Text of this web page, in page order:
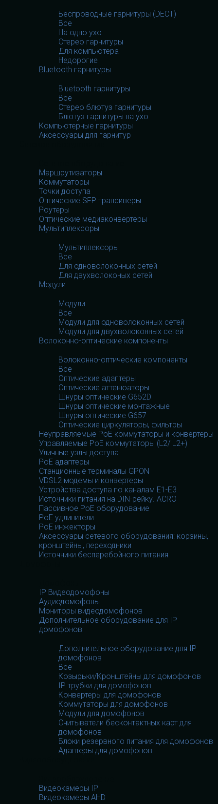
Беспроводные гарнитуры (DECT)
Все
На одно ухо
Стерео гарнитуры
Для компьютера
Недорогие
Bluetooth гарнитуры
Bluetooth гарнитуры
Все
Стерео блютуз гарнитуры
Блютуз гарнитуры на ухо
Компьютерные гарнитуры
Аксессуары для гарнитур
Маршрутизаторы
Коммутаторы
Точки доступа
Оптические SFP трансиверы
Роутеры
Оптические медиаконвертеры
Мультиплексоры
Мультиплексоры
Все
Для одноволоконных сетей
Для двухволоконых сетей
Модули
Модули
Все
Модули для одноволоконных сетей
Модули для двухволоконных сетей
Волоконно-оптические компоненты
Волоконно-оптические компоненты
Все
Оптические адаптеры
Оптические аттенюаторы
Шнуры оптические G652D
Шнуры оптические монтажные
Шнуры оптические G657
Оптические циркуляторы, фильтры
Неуправляемые PoE коммутаторы и конвертеры
Управляемые PoE коммутаторы (L2/ L2+)
Уличные узлы доступа
PoE адаптеры
Станционные терминалы GPON
VDSL2 модемы и конвертеры
Устройства доступа по каналам E1-E3
Источники питания на DIN-рейку. ACRO
Пассивное PoE оборудование
PoE удлинители
PoE инжекторы
Аксессуары сетевого оборудования: корзины,
кронштейны, переходники
Источники бесперебойного питания
IP Видеодомофоны
Аудиодомофоны
Мониторы видеодомофонов
Дополнительное оборудование для IP
домофонов
Дополнительное оборудование для IP
домофонов
Все
Козырьки/Кронштейны для домофонов
IP трубки для домофонов
Конвертеры для домофонов
Коммутаторы для домофонов
Модули для домофонов
Считыватели бесконтактных карт для
домофонов
Блоки резервного питания для домофонов
Адаптеры для домофонов
Видеокамеры IP
Видеокамеры AHD